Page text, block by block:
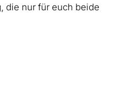
die nur für euch beide